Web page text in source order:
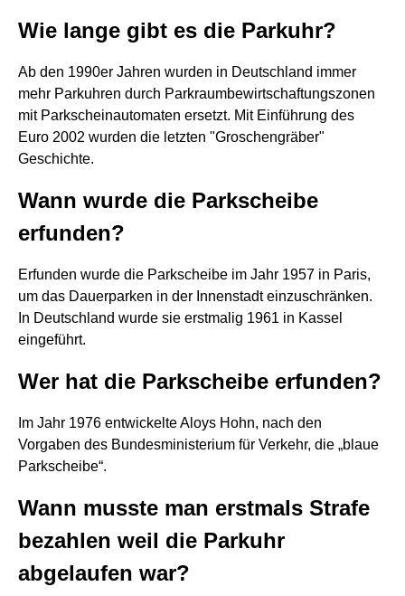
Wie lange gibt es die Parkuhr?
Ab den 1990er Jahren wurden in Deutschland immer
mehr Parkuhren durch Parkraumbewirtschaftungszonen
mit Parkscheinautomaten ersetzt. Mit Einführung des
Euro 2002 wurden die letzten "Groschengräber"
Geschichte.
Wann wurde die Parkscheibe
erfunden?
Erfunden wurde die Parkscheibe im Jahr 1957 in Paris,
um das Dauerparken in der Innenstadt einzuschränken.
In Deutschland wurde sie erstmalig 1961 in Kassel
eingeführt.
Wer hat die Parkscheibe erfunden?
Im Jahr 1976 entwickelte Aloys Hohn, nach den
Vorgaben des Bundesministerium für Verkehr, die „blaue
Parkscheibe“.
Wann musste man erstmals Strafe
bezahlen weil die Parkuhr
abgelaufen war?